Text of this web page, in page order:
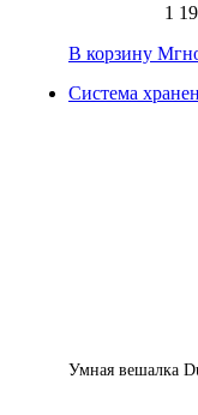
1
В корзину
Система
Умная вешалка